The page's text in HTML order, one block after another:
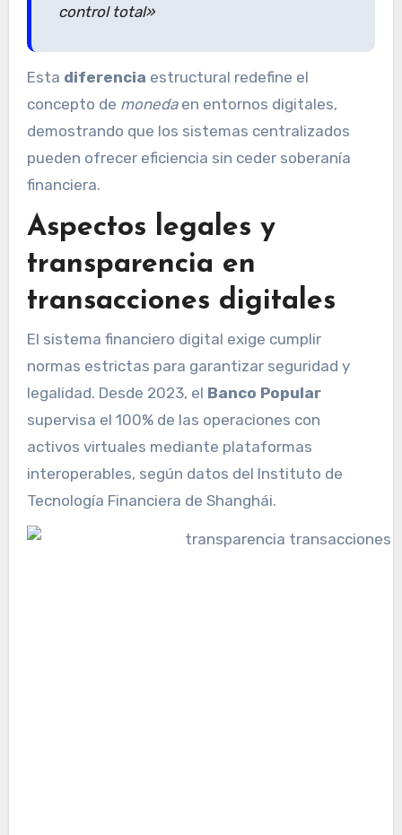
control total»
Esta diferencia estructural redefine el
concepto de monedaen entornos digitales,
demostrando que los sistemas centralizados
pueden ofrecer eficiencia sin ceder soberanía
financiera.
Aspectos legales y
transparencia en
transacciones digitales
El sistema financiero digital exige cumplir
normas estrictas para garantizar seguridad y
legalidad. Desde 2023, el Banco Popular
supervisa el 100% de las operaciones con
activos virtuales mediante plataformas
interoperables, según datos del Instituto de
Tecnología Financiera de Shanghái.